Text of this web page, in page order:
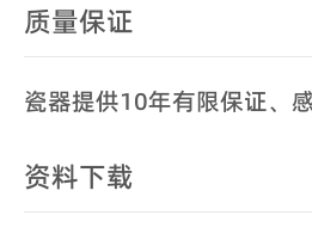
质量保证
瓷器提供10年有限保证、
资料下载